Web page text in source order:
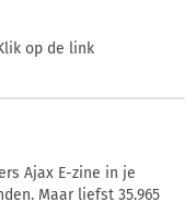
op de link
Ajax E-zine in je
Maar liefst 35.965